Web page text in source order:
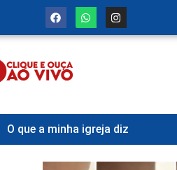
O que a minha igreja diz